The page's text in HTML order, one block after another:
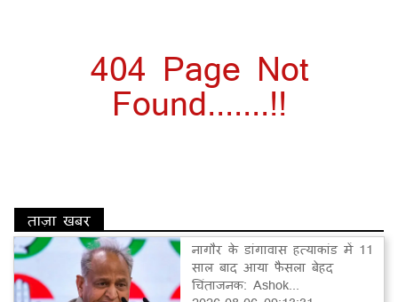
404 Page Not
Found.......!!
ताज़ा खबर
नागौर के डांगावास हत्याकांड में 11
साल बाद आया फैसला बेहद
चिंताजनक: Ashok...